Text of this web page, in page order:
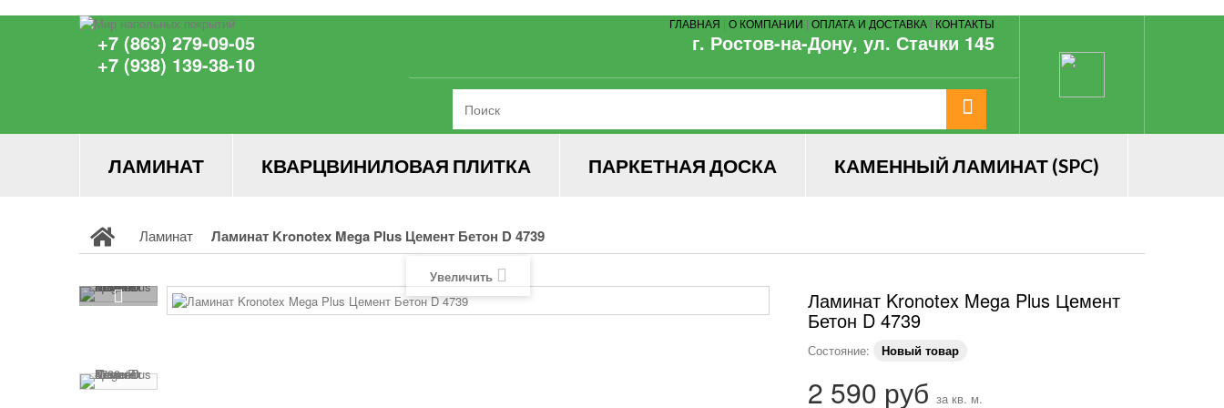
ГЛАВНАЯ | О КОМПАНИИ | ОПЛАТА И ДОСТАВКА | КОНТАКТЫ
+7 (863) 279-09-05
+7 (938) 139-38-10
г. Ростов-на-Дону, ул. Стачки 145
ЛАМИНАТ КВАРЦВИНИЛОВАЯ ПЛИТКА ПАРКЕТНАЯ ДОСКА КАМЕННЫЙ ЛАМИНАТ (SPC)
Ламинат Ламинат Kronotex Mega Plus Цемент Бетон D 4739
Увеличить
Ламинат Kronotex Mega Plus Цемент
Бетон D 4739
Состояние: Новый товар
2 590 руб за кв. м.